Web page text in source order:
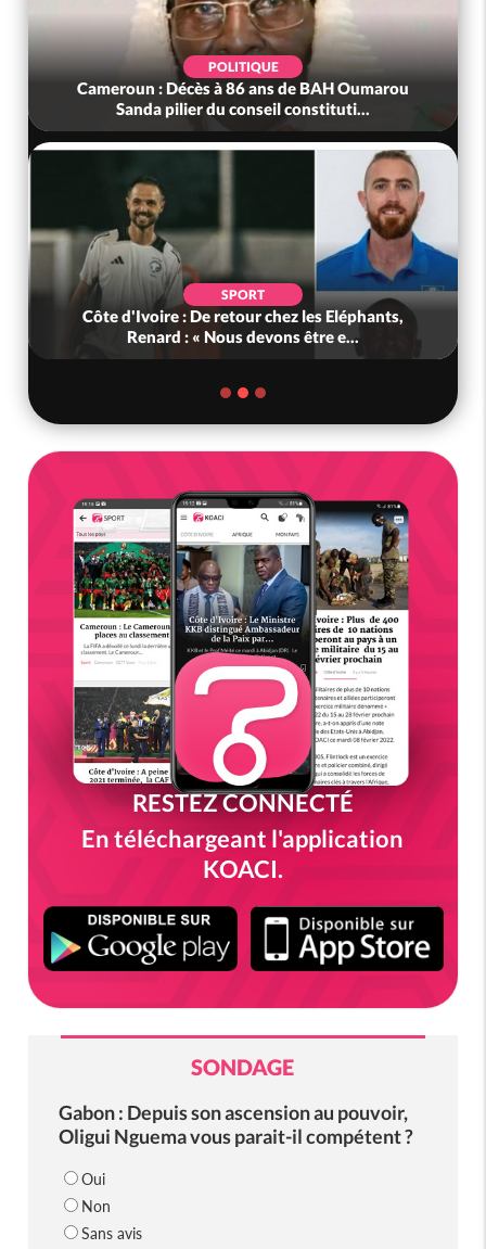
POLITIQUE
Cameroun : Décès à 86 ans de BAH Oumarou
Sanda pilier du conseil constituti...
SPORT
Côte d'Ivoire : De retour chez les Eléphants,
Renard : « Nous devons être e...
RESTEZ CONNECTÉ
En téléchargeant l'application
KOACI.
SONDAGE
Gabon : Depuis son ascension au pouvoir,
Oligui Nguema vous parait-il compétent ?
Oui
Non
Sans avis